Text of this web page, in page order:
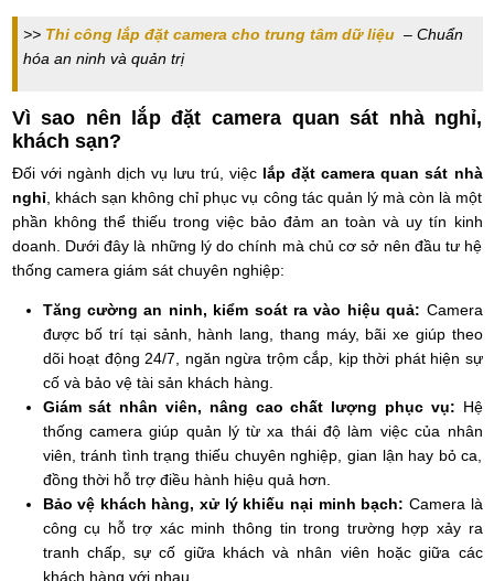
>> Thi công lắp đặt camera cho trung tâm dữ liệu – Chuẩn
hóa an ninh và quản trị
Vì sao nên lắp đặt camera quan sát nhà nghỉ,
khách sạn?
Đối với ngành dịch vụ lưu trú, việc lắp đặt camera quan sát nhà
nghỉ, khách sạn không chỉ phục vụ công tác quản lý mà còn là một
phần không thể thiếu trong việc bảo đảm an toàn và uy tín kinh
doanh. Dưới đây là những lý do chính mà chủ cơ sở nên đầu tư hệ
thống camera giám sát chuyên nghiệp:
Tăng cường an ninh, kiểm soát ra vào hiệu quả: Camera
được bố trí tại sảnh, hành lang, thang máy, bãi xe giúp theo
dõi hoạt động 24/7, ngăn ngừa trộm cắp, kịp thời phát hiện sự
cố và bảo vệ tài sản khách hàng.
Giám sát nhân viên, nâng cao chất lượng phục vụ: Hệ
thống camera giúp quản lý từ xa thái độ làm việc của nhân
viên, tránh tình trạng thiếu chuyên nghiệp, gian lận hay bỏ ca,
đồng thời hỗ trợ điều hành hiệu quả hơn.
Bảo vệ khách hàng, xử lý khiếu nại minh bạch: Camera là
công cụ hỗ trợ xác minh thông tin trong trường hợp xảy ra
tranh chấp, sự cố giữa khách và nhân viên hoặc giữa các
khách hàng với nhau.